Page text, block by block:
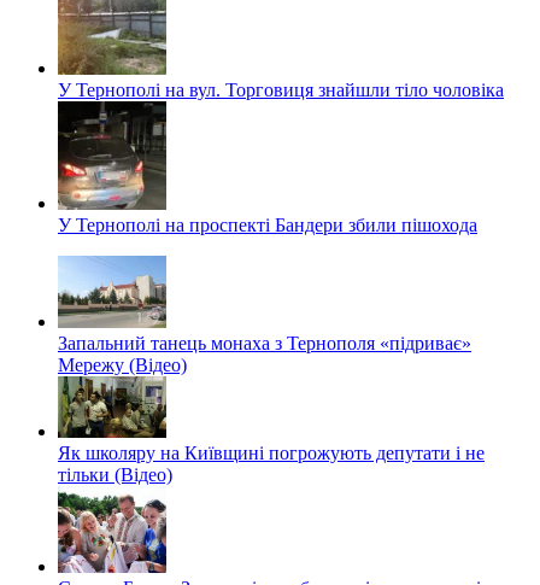
У Тернополі на вул. Торговиця знайшли тіло чоловіка
У Тернополі на проспекті Бандери збили пішохода
Запальний танець монаха з Тернополя «підриває»
Мережу (Відео)
Як школяру на Київщині погрожують депутати і не
тільки (Відео)